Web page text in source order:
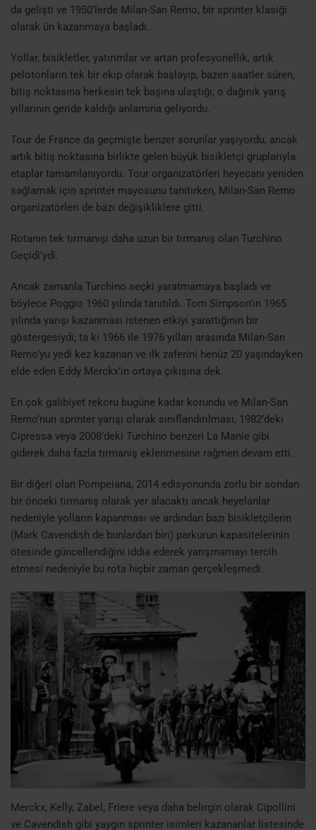
da gelişti ve 1950’lerde Milan-San Remo, bir sprinter klasiği
olarak ün kazanmaya başladı.
Yollar, bisikletler, yatırımlar ve artan profesyonellik, artık
pelotonların tek bir ekip olarak başlayıp, bazen saatler süren,
bitiş noktasına herkesin tek başına ulaştığı, o dağınık yarış
yıllarının geride kaldığı anlamına geliyordu.
Tour de France da geçmişte benzer sorunlar yaşıyordu, ancak
artık bitiş noktasına birlikte gelen büyük bisikletçi gruplarıyla
etaplar tamamlanıyordu. Tour organizatörleri heyecanı yeniden
sağlamak için sprinter mayosunu tanıtırken, Milan-San Remo
organizatörleri de bazı değişikliklere gitti.
Rotanın tek tırmanışı daha uzun bir tırmanış olan Turchino
Geçidi’ydi.
Ancak zamanla Turchino seçki yaratmamaya başladı ve
böylece Poggio 1960 yılında tanıtıldı. Tom Simpson’ın 1965
yılında yarışı kazanması istenen etkiyi yarattığının bir
göstergesiydi; ta ki 1966 ile 1976 yılları arasında Milan-San
Remo’yu yedi kez kazanan ve ilk zaferini henüz 20 yaşındayken
elde eden Eddy Merckx’in ortaya çıkışına dek.
En çok galibiyet rekoru bugüne kadar korundu ve Milan-San
Remo’nun sprinter yarışı olarak sınıflandırılması, 1982’deki
Cipressa veya 2008’deki Turchino benzeri La Manie gibi
giderek daha fazla tırmanış eklenmesine rağmen devam etti.
Bir diğeri olan Pompeiana, 2014 edisyonunda zorlu bir sondan
bir önceki tırmanış olarak yer alacaktı ancak heyelanlar
nedeniyle yolların kapanması ve ardından bazı bisikletçilerin
(Mark Cavendish de bunlardan biri) parkurun kapasitelerinin
ötesinde güncellendiğini iddia ederek yarışmamayı tercih
etmesi nedeniyle bu rota hiçbir zaman gerçekleşmedi.
Merckx, Kelly, Zabel, Friere veya daha belirgin olarak Cipollini
ve Cavendish gibi yaygın sprinter isimleri kazananlar listesinde